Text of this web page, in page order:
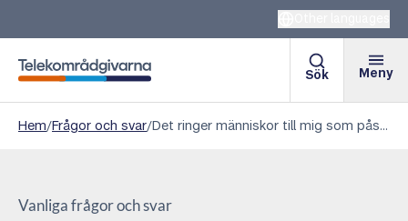
Telekområdgivarna
Sök Meny
Hem/Frågor och svar/ Det ringer människor till mig som påstår att jag ringt dem, men det har jag inte?
Vanliga frågor och svar